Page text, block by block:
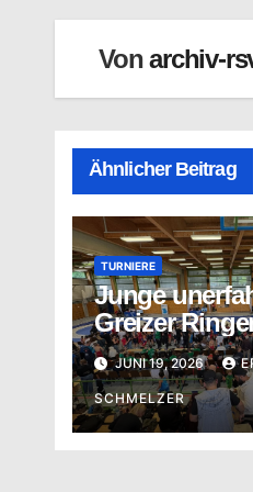
Vonarchiv-
Ähnlicher Beitrag
TURNIERE
Junge
Greizer
überraschen
Ergebnissen
JUNI 19, 2026
SCHMELZER